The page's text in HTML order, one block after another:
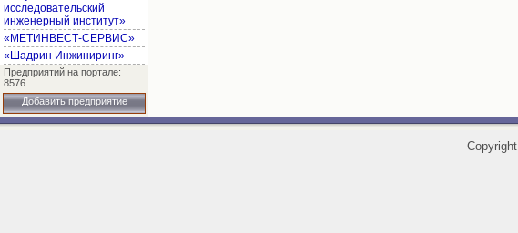
исследовательский
инженерный институт»
«МЕТИНВЕСТ-СЕРВИС»
«Шадрин Инжиниринг»
Предприятий на портале:
8576
Добавить предприятие
Copyright